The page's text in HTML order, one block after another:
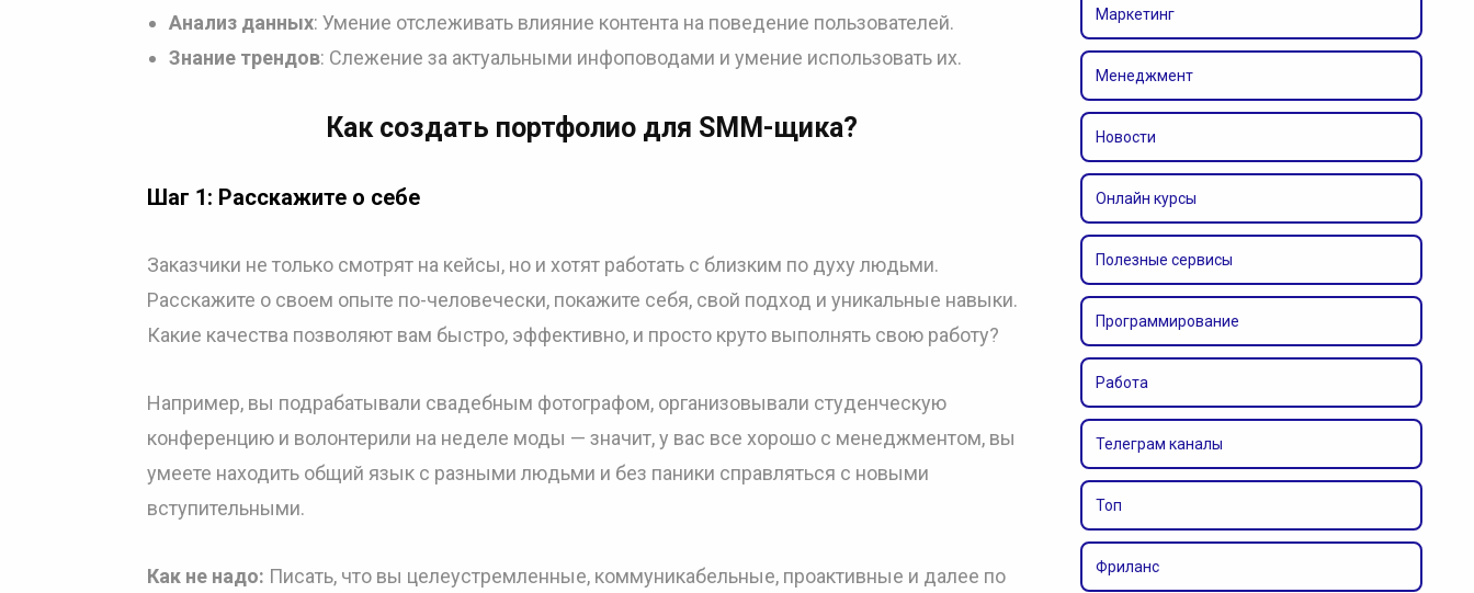
Анализ данных: Умение отслеживать влияние контента на поведение пользователей.
Знание трендов: Слежение за актуальными инфоповодами и умение использовать их.
Как создать портфолио для SMM-щика?
Шаг 1: Расскажите о себе
Заказчики не только смотрят на кейсы, но и хотят работать с близким по духу людьми.
Расскажите о своем опыте по-человечески, покажите себя, свой подход и уникальные навыки.
Какие качества позволяют вам быстро, эффективно, и просто круто выполнять свою работу?
Например, вы подрабатывали свадебным фотографом, организовывали студенческую
конференцию и волонтерили на неделе моды — значит, у вас все хорошо с менеджментом, вы
умеете находить общий язык с разными людьми и без паники справляться с новыми
вступительными.
Как не надо: Писать, что вы целеустремленные, коммуникабельные, проактивные и далее по
Маркетинг
Менеджмент
Новости
Онлайн курсы
Полезные сервисы
Программирование
Работа
Телеграм каналы
Топ
Фриланс